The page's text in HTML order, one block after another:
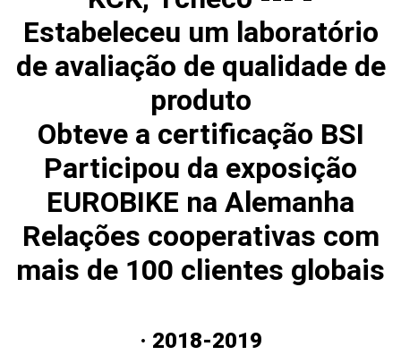
Estabeleceu um laboratório
de avaliação de qualidade de
produto
Obteve a certificação BSI
Participou da exposição
EUROBIKE na Alemanha
Relações cooperativas com
mais de 100 clientes globais
· 2018-2019